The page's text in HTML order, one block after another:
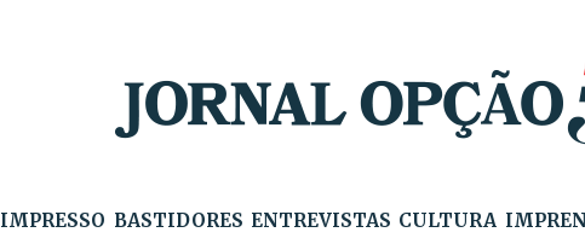
IMPRESSO BASTIDORES ENTREVISTAS CULTURA